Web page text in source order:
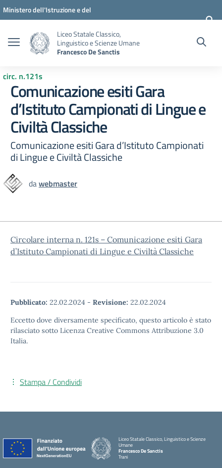
Vai ai contenuti
Vai al menu di navigazione
Vai al footer
Ministero dell'Istruzione e del
Liceo Statale Classico,
Linguistico e Scienze Umane
Francesco De Sanctis
circ. n.121s
Comunicazione esiti Gara
d’Istituto Campionati di Lingue e
Civiltà Classiche
Comunicazione esiti Gara d’Istituto Campionati
di Lingue e Civiltà Classiche
dawebmaster
Circolare interna n. 121s – Comunicazione esiti Gara
d’Istituto Campionati di Lingue e Civiltà Classiche
Pubblicato: 22.02.2024 - Revisione: 22.02.2024
Eccetto dove diversamente specificato, questo articolo è stato
rilasciato sotto Licenza Creative Commons Attribuzione 3.0
Italia.
Stampa / Condividi
Liceo Statale Classico, Linguistico e Scienze
Umane
Francesco De Sanctis
Trani